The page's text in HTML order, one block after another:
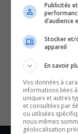
SOUTENIR NOS
Publicités
d’audience
Stocker et/
appareil
En savoir
Vos données à
informations liées
uniques et autres
et consultées par
ou utilisées
nous-mêmes
géolocalisation